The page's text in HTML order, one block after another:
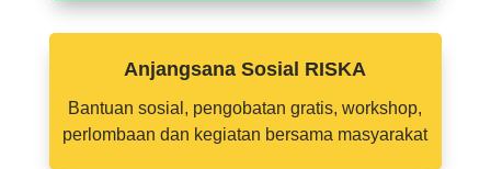
Anjangsana Sosial RISKA
Bantuan sosial, pengobatan gratis, workshop,
perlombaan dan kegiatan bersama masyarakat